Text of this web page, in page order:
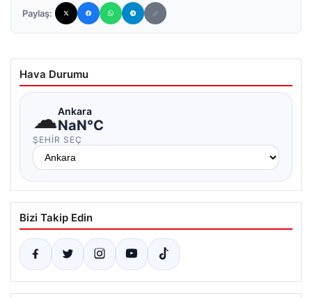
Paylaş:
Hava Durumu
☁Ankara
NaN°C
ŞEHIR SEÇ
Bizi Takip Edin